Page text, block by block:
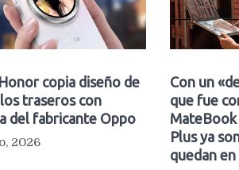
copia diseño de
traseros con
del fabricante Oppo
2026
Con un
que fue
MateBook
Plus ya
quedan en